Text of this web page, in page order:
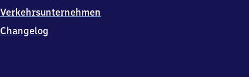
Verkehrsunternehmen
Changelog